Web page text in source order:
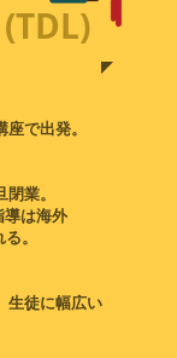
座で出発。
業。
は海外
。
生徒に幅広い